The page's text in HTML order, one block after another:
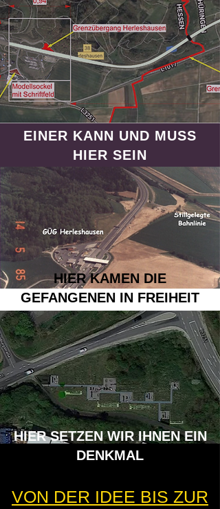
EINER KANN UND MUSS
HIER SEIN
HIER KAMEN DIE
GEFANGENEN IN FREIHEIT
HIER SETZEN WIR IHNEN EIN
DENKMAL
VON DER IDEE BIS ZUR